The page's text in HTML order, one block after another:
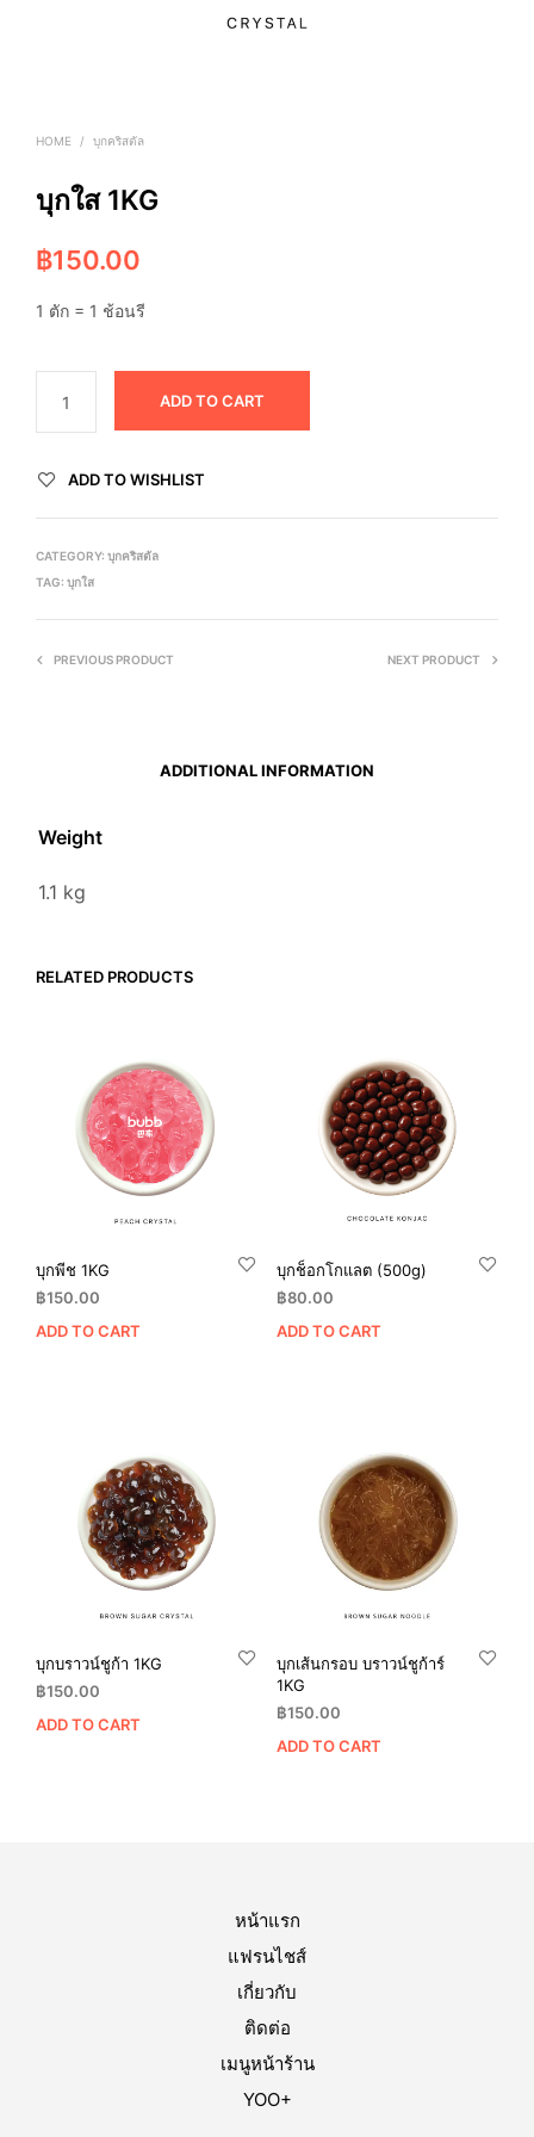
HOME / บุกคริสตัล
บุกใส 1KG
฿150.00
1 ตัก = 1 ช้อนรี
ADD TO CART
ADD TO WISHLIST
CATEGORY: บุกคริสตัล
TAG: บุกใส
PREVIOUS PRODUCT NEXT PRODUCT
ADDITIONAL INFORMATION
Weight
1.1 kg
RELATED PRODUCTS
บุกพีช 1KG
฿150.00
ADD TO CART
บุกช็อกโกแลต (500g)
฿80.00
ADD TO CART
บุกบราวน์ชูก้า 1KG
฿150.00
ADD TO CART
บุกเส้นกรอบ บราวน์ชูก้าร์
1KG
฿150.00
ADD TO CART
หน้าแรก
แฟรนไชส์
เกี่ยวกับ
ติดต่อ
เมนูหน้าร้าน
YOO+